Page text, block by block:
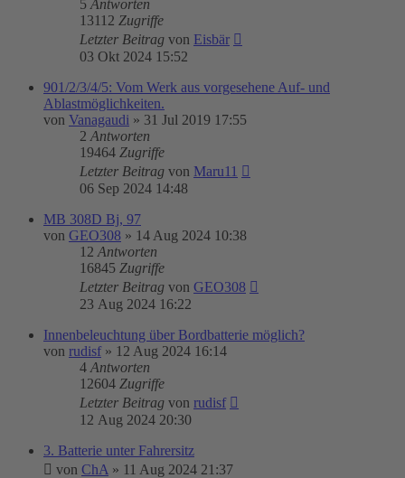
5 Antworten
13112 Zugriffe
Letzter Beitrag von Eisbär
03 Okt 2024 15:52
901/2/3/4/5: Vom Werk aus vorgesehene Auf- und
Ablastmöglichkeiten.
von Vanagaudi » 31 Jul 2019 17:55
2 Antworten
19464 Zugriffe
Letzter Beitrag von Maru11
06 Sep 2024 14:48
MB 308D Bj, 97
von GEO308 » 14 Aug 2024 10:38
12 Antworten
16845 Zugriffe
Letzter Beitrag von GEO308
23 Aug 2024 16:22
Innenbeleuchtung über Bordbatterie möglich?
von rudisf » 12 Aug 2024 16:14
4 Antworten
12604 Zugriffe
Letzter Beitrag von rudisf
12 Aug 2024 20:30
3. Batterie unter Fahrersitz
von ChA » 11 Aug 2024 21:37